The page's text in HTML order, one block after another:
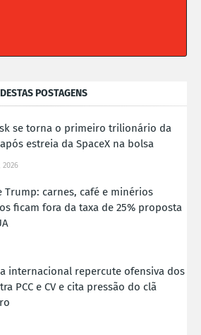
POSTAGENS
se torna o primeiro trilionário da
estreia da SpaceX na bolsa
2026
Trump: carnes, café e minérios
ficam fora da taxa de 25% proposta
internacional repercute ofensiva dos
PCC e CV e cita pressão do clã